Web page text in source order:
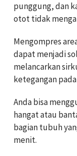
punggung, dan
otot tidak
Mengompres
dapat menjadi
melancarkan
ketegangan
Anda bisa
hangat atau
bagian tubuh
menit.